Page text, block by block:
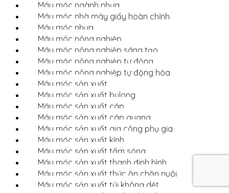
Máy móc ngành nhựa
Máy móc nhà máy giấy hoàn chỉnh
Máy móc nhựa
Máy móc nông nghiệp
Máy móc nông nghiệp sáng tạo
Máy móc nông nghiệp tự động
Máy móc nông nghiệp tự động hóa
Máy móc sản xuất
Máy móc sản xuất bulong
Máy móc sản xuất cáp
Máy móc sản xuất cáp quang
Máy móc sản xuất gia công phụ gia
Máy móc sản xuất kính
Máy móc sản xuất tấm sóng
Máy móc sản xuất thanh định hình
Máy móc sản xuất thức ăn chăn nuôi
Máy móc sản xuất túi không dệt